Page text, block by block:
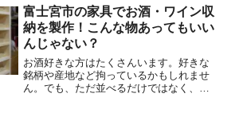
ターバックロッカーを製作！ラワンラン
バ―仕上げ」について紹介していきま
す。
富士宮市の家具でお酒・ワイン収
納を製作！こんな物あってもいい
んじゃない？
お酒好きな方はたくさんいます。好きな
銘柄や産地など拘っているかもしれませ
ん。でも、ただ並べるだけではなく、置